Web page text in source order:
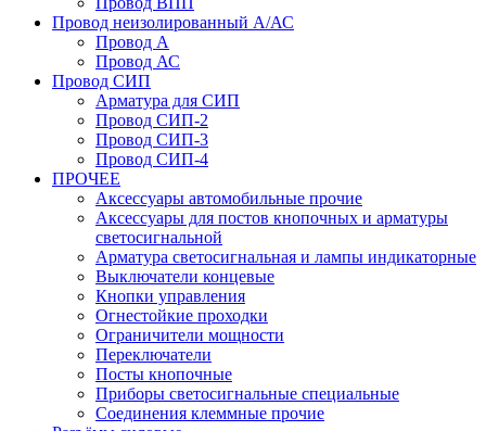
Провод неизолированный А/АС
Провод А
Провод АС
Провод СИП
Арматура для СИП
Провод СИП-2
Провод СИП-3
Провод СИП-4
ПРОЧЕЕ
Аксессуары автомобильные прочие
Аксессуары для постов кнопочных и арматуры
светосигнальной
Арматура светосигнальная и лампы индикаторные
Выключатели концевые
Кнопки управления
Огнестойкие проходки
Ограничители мощности
Переключатели
Посты кнопочные
Приборы светосигнальные специальные
Соединения клеммные прочие